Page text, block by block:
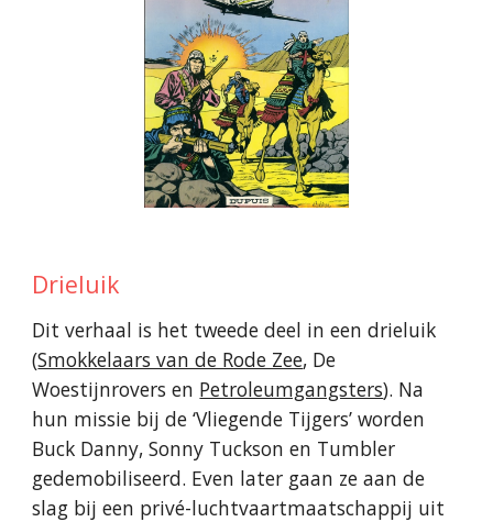
Drieluik
Dit verhaal is het tweededeel in een drieluik
(Smokkelaars van de Rode Zee, De
Woestijnrovers en Petroleumgangsters). Na
hun missie bij de ‘Vliegende Tijgers’ worden
Buck Danny, Sonny Tuckson en Tumbler
gedemobiliseerd. Even later gaan ze aan de
slag bij een privé-luchtvaartmaatschappij uit